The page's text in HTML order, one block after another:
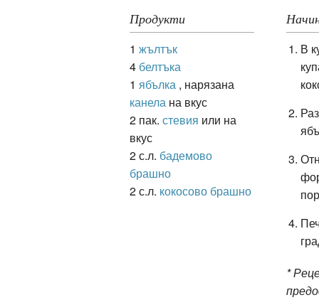
Продукти
1 жълтък
4 белтъка
1 ябълка , нарязана
канела на вкус
2 пак. стевия или на
вкус
2 с.л. бадемово
брашно
2 с.л. кокосово брашно
В
*